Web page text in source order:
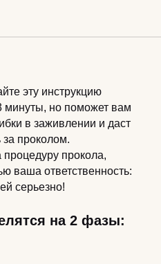
эту инструкцию
минуты, но поможет вам
в заживлении и даст
за проколом.
процедуру прокола,
ваша ответственность:
серьезно!
на 2 фазы: